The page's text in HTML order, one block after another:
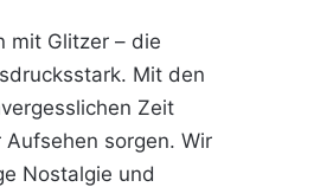
mit Glitzer – die
Mit den
Zeit
sorgen. Wir
Nostalgie und